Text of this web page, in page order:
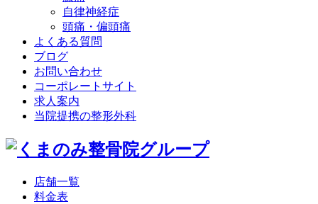
自律神経症
頭痛・偏頭痛
よくある質問
ブログ
お問い合わせ
コーポレートサイト
求人案内
当院提携の整形外科
店舗一覧
料金表